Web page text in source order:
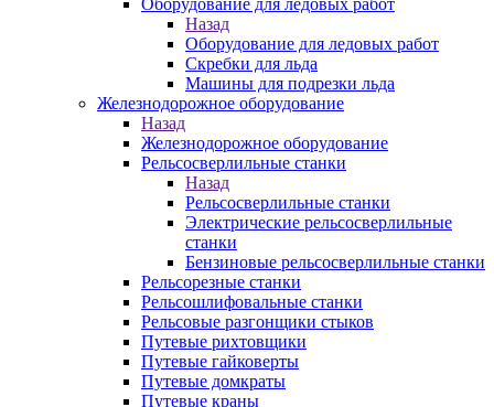
Оборудование для ледовых работ
Назад
Оборудование для ледовых работ
Скребки для льда
Машины для подрезки льда
Железнодорожное оборудование
Назад
Железнодорожное оборудование
Рельсосверлильные станки
Назад
Рельсосверлильные станки
Электрические рельсосверлильные
станки
Бензиновые рельсосверлильные станки
Рельсорезные станки
Рельсошлифовальные станки
Рельсовые разгонщики стыков
Путевые рихтовщики
Путевые гайковерты
Путевые домкраты
Путевые краны